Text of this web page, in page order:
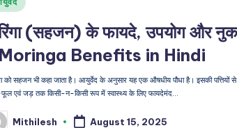
(सहजन) के फायदे, उपयोग और
Moringa Benefits in Hindi
को सहजन भी कहा जाता है। आयुर्वेद के अनुसार यह एक औषधीय पौधा है। इसकी पत्तियों
एवं जड़ तक किसी-न-किसी रूप में स्वास्थ्य के लिए फायदेमंद…
Mithilesh August 15, 2025